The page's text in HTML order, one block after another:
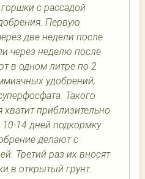
с рассадой
Первую
две недели после
через неделю после
в одном литре по 2
удобрений,
Такого
хватит приблизительно
14 дней подкормку
делают с
Третий раз их вносят
в открытый грунт.